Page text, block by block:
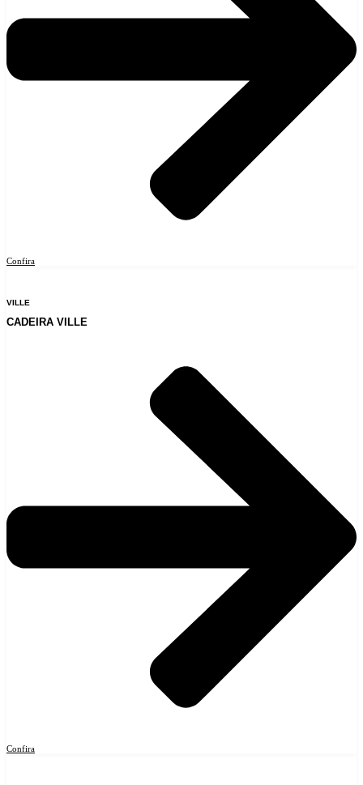
Confira
VILLE
CADEIRA VILLE
Confira